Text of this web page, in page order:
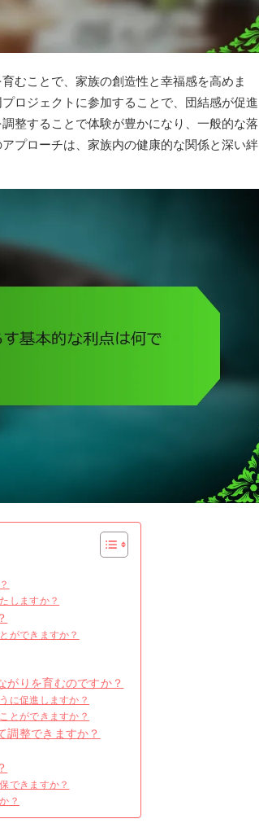
むことで、家族の創造性と幸福感を高めま
ロジェクトに参加することで、団結感が促進
整することで体験が豊かになり、一般的な落
プローチは、家族内の健康的な関係と深い絆
しますか？
ができますか？
がりを育むのですか？
に促進しますか？
とができますか？
調整できますか？
できますか？
？